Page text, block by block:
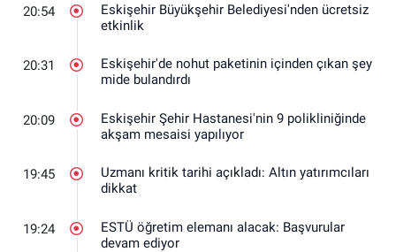
20:54
Eskişehir Büyükşehir Belediyesi'nden ücretsiz
etkinlik
20:31
Eskişehir'de nohut paketinin içinden çıkan şey
mide bulandırdı
20:09
Eskişehir Şehir Hastanesi'nin 9 polikliniğinde
akşam mesaisi yapılıyor
19:45
Uzmanı kritik tarihi açıkladı: Altın yatırımcıları
dikkat
19:24
ESTÜ öğretim elemanı alacak: Başvurular
devam ediyor